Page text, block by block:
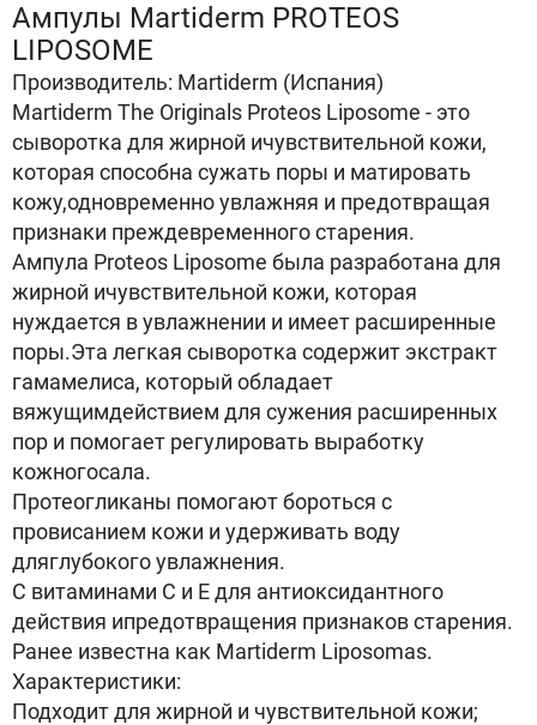
Ампулы Martiderm PROTEOS
LIPOSOME
Производитель: Martiderm (Испания)
Martiderm The Originals Proteos Liposome - это
сыворотка для жирной ичувствительной кожи,
которая способна сужать поры и матировать
кожу,одновременно увлажняя и предотвращая
признаки преждевременного старения.
Ампула Proteos Liposome была разработана для
жирной ичувствительной кожи, которая
нуждается в увлажнении и имеет расширенные
поры.Эта легкая сыворотка содержит экстракт
гамамелиса, который обладает
вяжущимдействием для сужения расширенных
пор и помогает регулировать выработку
кожногосала.
Протеогликаны помогают бороться с
провисанием кожи и удерживать воду
дляглубокого увлажнения.
С витаминами С и Е для антиоксидантного
действия ипредотвращения признаков старения.
Ранее известна как Martiderm Liposomas.
Характеристики:
Подходит для жирной и чувствительной кожи;